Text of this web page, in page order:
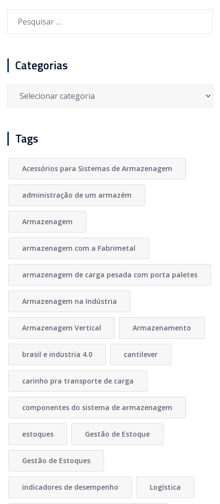
Categorias
Categorias
Tags
Acessórios para Sistemas de Armazenagem
administração de um armazém
Armazenagem
armazenagem com a Fabrimetal
armazenagem de carga pesada com porta paletes
Armazenagem na Indústria
Armazenagem Vertical Armazenamento
brasil e industria 4.0 cantilever
carinho pra transporte de carga
componentes do sistema de armazenagem
estoques Gestão de Estoque
Gestão de Estoques
indicadores de desempenho Logística